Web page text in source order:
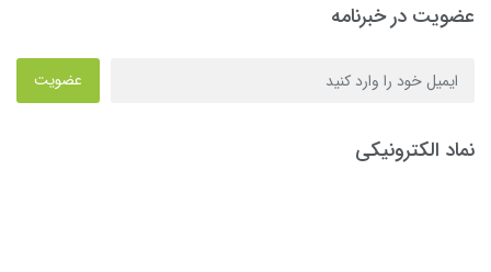
عضویت در خبرنامه
عضویت
نماد الکترونیکی